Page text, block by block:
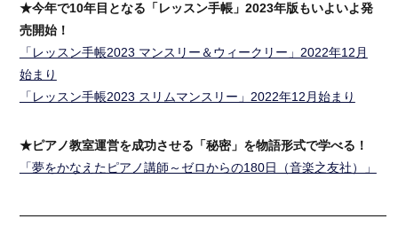
★今年で10年目となる「レッスン手帳」2023年版もいよいよ発
売開始！
「レッスン手帳2023 マンスリー＆ウィークリー」2022年12月
始まり
「レッスン手帳2023 スリムマンスリー」2022年12月始まり
★ピアノ教室運営を成功させる「秘密」を物語形式で学べる！
「夢をかなえたピアノ講師～ゼロからの180日（音楽之友社）」